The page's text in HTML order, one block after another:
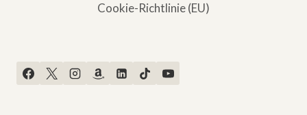
Cookie-Richtlinie (EU)